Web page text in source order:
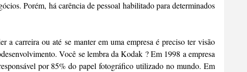
Porém, há carência de pessoal habilitado para determinados
a carreira ou até se manter em uma empresa é preciso ter visão
Você se lembra da Kodak ? Em 1998 a empresa
por 85% do papel fotográfico utilizado no mundo. Em